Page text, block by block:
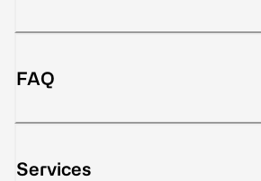
FAQ
Services